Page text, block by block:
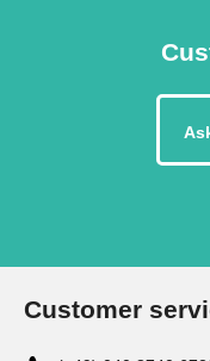
Customer